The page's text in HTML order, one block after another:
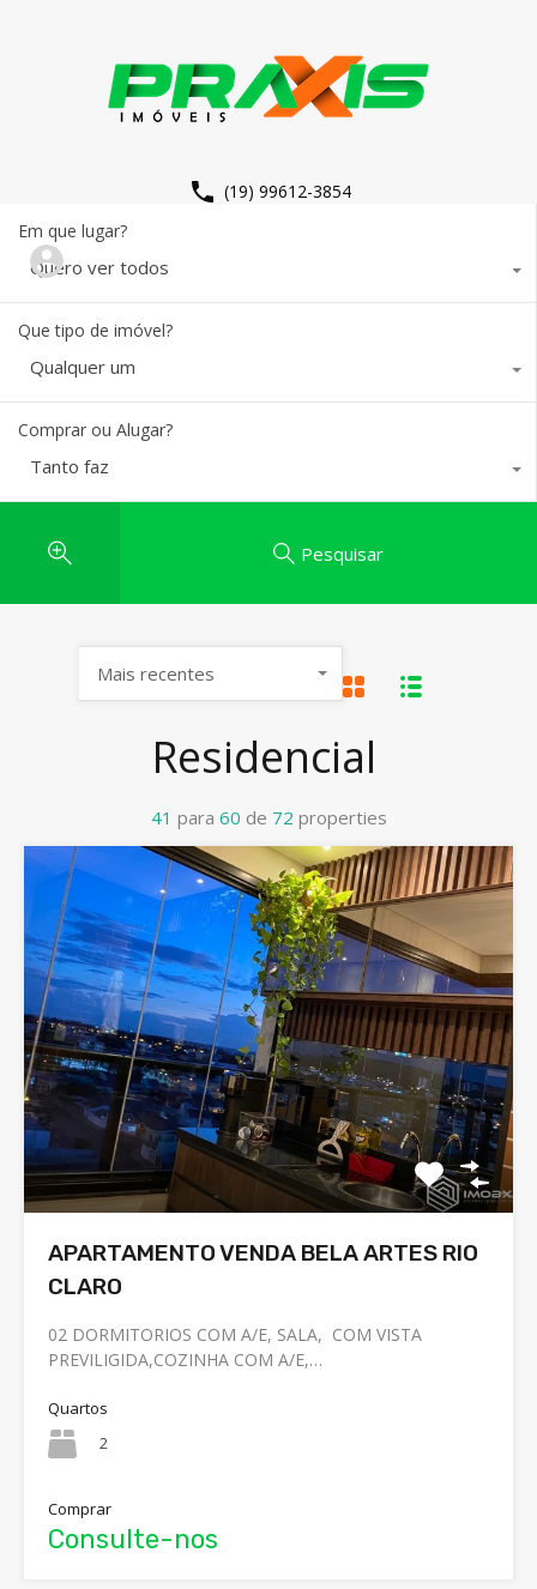
(19) 99612-3854
Em que lugar?
Quero ver todos
Que tipo de imóvel?
Qualquer um
Comprar ou Alugar?
Tanto faz
Pesquisar
Residencial
41 para 60 de 72 properties
Mais recentes
APARTAMENTO VENDA BELA ARTES RIO
CLARO
02 DORMITORIOS COM A/E, SALA, COM VISTA
PREVILIGIDA,COZINHA COM A/E,…
Quartos
2
Comprar
Consulte-nos